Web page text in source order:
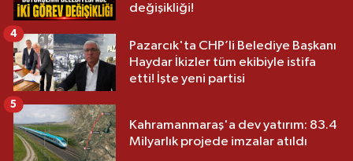
değişikliği!
Pazarcık'ta CHP’li Belediye Başkanı
Haydar İkizler tüm ekibiyle istifa
etti! İşte yeni partisi
4
Kahramanmaraş'a dev yatırım: 83.4
Milyarlık projede imzalar atıldı
5